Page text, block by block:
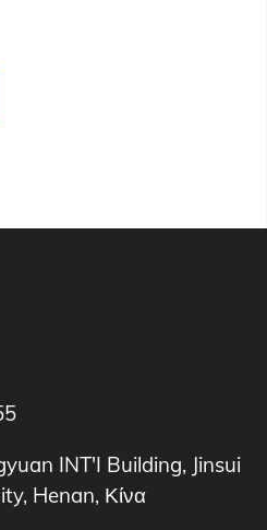
INT'I Building, Jinsui
Henan, Κίνα